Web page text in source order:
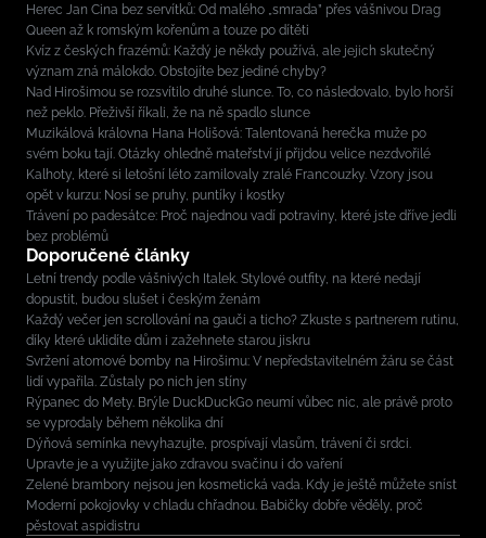
Herec Jan Cina bez servítků: Od malého „smrada” přes vášnivou Drag
Queen až k romským kořenům a touze po dítěti
Kvíz z českých frazémů: Každý je někdy používá, ale jejich skutečný
význam zná málokdo. Obstojíte bez jediné chyby?
Nad Hirošimou se rozsvítilo druhé slunce. To, co následovalo, bylo horší
než peklo. Přeživší říkali, že na ně spadlo slunce
Muzikálová královna Hana Holišová: Talentovaná herečka muže po
svém boku tají. Otázky ohledně mateřství jí přijdou velice nezdvořilé
Kalhoty, které si letošní léto zamilovaly zralé Francouzky. Vzory jsou
opět v kurzu: Nosí se pruhy, puntíky i kostky
Trávení po padesátce: Proč najednou vadí potraviny, které jste dříve jedli
bez problémů
Doporučené články
Letní trendy podle vášnivých Italek. Stylové outfity, na které nedají
dopustit, budou slušet i českým ženám
Každý večer jen scrollování na gauči a ticho? Zkuste s partnerem rutinu,
díky které uklidíte dům i zažehnete starou jiskru
Svržení atomové bomby na Hirošimu: V nepředstavitelném žáru se část
lidí vypařila. Zůstaly po nich jen stíny
Rýpanec do Mety. Brýle DuckDuckGo neumí vůbec nic, ale právě proto
se vyprodaly během několika dní
Dýňová semínka nevyhazujte, prospívají vlasům, trávení či srdci.
Upravte je a využijte jako zdravou svačinu i do vaření
Zelené brambory nejsou jen kosmetická vada. Kdy je ještě můžete sníst
Moderní pokojovky v chladu chřadnou. Babičky dobře věděly, proč
pěstovat aspidistru